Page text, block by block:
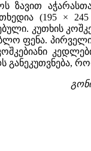
ზავით
(195 ×
კუთხის
ფენა.
განეკუთვნება,